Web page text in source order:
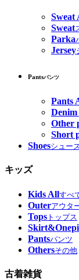
Sweat
Sweat
Parka
Jersey
Pantsパンツ
Pants
Denim
Other
Short
Shoesシュー
キッズ
Kids Allすべ
Outerアウタ
Tops トップス
Pantsパンツ
Othersその他
古着雑貨